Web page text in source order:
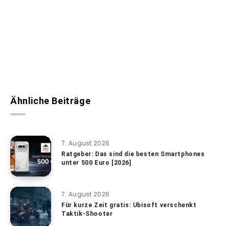
Ähnliche Beiträge
7. August 2026
Ratgeber: Das sind die besten Smartphones
unter 500 Euro [2026]
7. August 2026
Für kurze Zeit gratis: Ubisoft verschenkt
Taktik-Shooter